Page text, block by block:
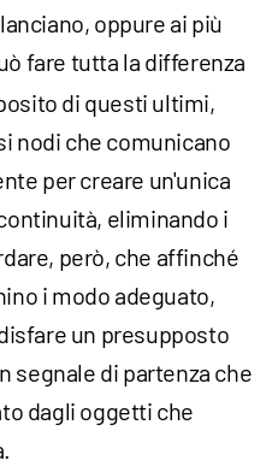
oppure ai più
fare tutta la differenza
di questi ultimi,
nodi che comunicano
per creare un'unica
eliminando i
però, che affinché
i modo adeguato,
un presupposto
segnale di partenza che
dagli oggetti che